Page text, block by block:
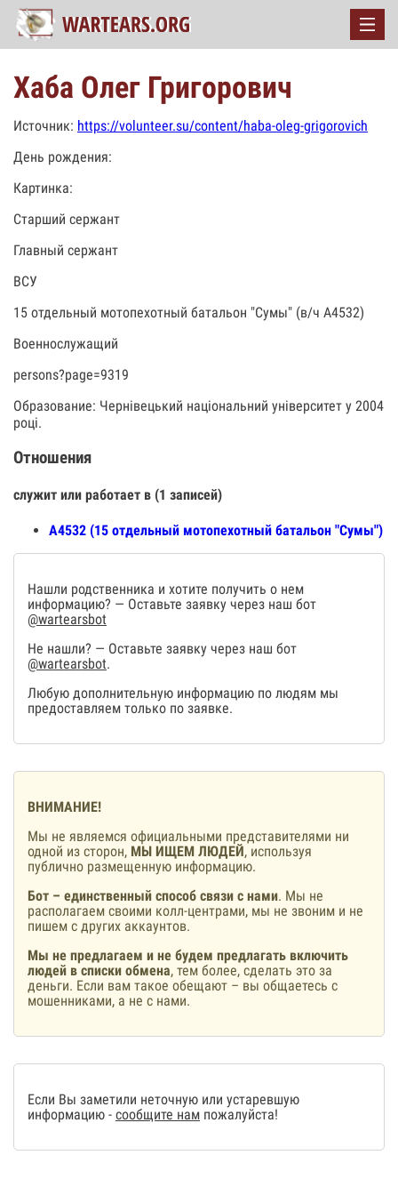
Хаба Олег Григорович
Источник: https://volunteer.su/content/haba-oleg-grigorovich
День рождения:
Картинка:
Старший сержант
Главный сержант
ВСУ
15 отдельный мотопехотный батальон "Сумы" (в/ч А4532)
Военнослужащий
persons?page=9319
Образование: Чернівецький національний університет у 2004
році.
Отношения
служит или работает в (1 записей)
А4532 (15 отдельный мотопехотный батальон "Сумы")
Нашли родственника и хотите получить о нем
информацию? — Оставьте заявку через наш бот
@wartearsbot
Не нашли? — Оставьте заявку через наш бот
@wartearsbot.
Любую дополнительную информацию по людям мы
предоставляем только по заявке.
ВНИМАНИЕ!
Мы не являемся официальными представителями ни
одной из сторон, МЫ ИЩЕМ ЛЮДЕЙ, используя
публично размещенную информацию.
Бот – единственный способ связи с нами. Мы не
располагаем своими колл-центрами, мы не звоним и не
пишем с других аккаунтов.
Мы не предлагаем и не будем предлагать включить
людей в списки обмена, тем более, сделать это за
деньги. Если вам такое обещают – вы общаетесь с
мошенниками, а не с нами.
Если Вы заметили неточную или устаревшую
информацию - сообщите нам пожалуйста!